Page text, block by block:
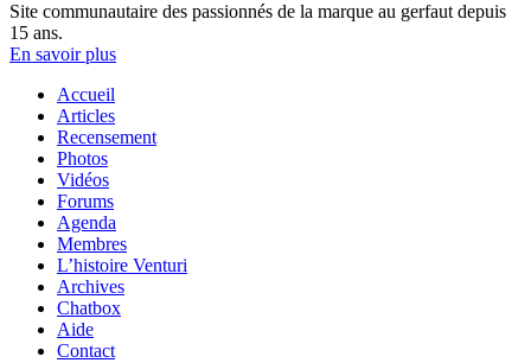
Site communautaire des passionnés de la marque au gerfaut depuis
15 ans.
En savoir plus
Accueil
Articles
Recensement
Photos
Vidéos
Forums
Agenda
Membres
L’histoire Venturi
Archives
Chatbox
Aide
Contact